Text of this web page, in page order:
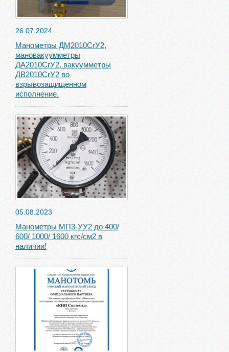
26.07.2024
Манометры ДМ2010СгУ2,
мановакуумметры
ДА2010СгУ2, вакуумметры
ДВ2010СгУ2 во
взрывозащищенном
исполнение.
05.08.2023
Манометры МП3-УУ2 до 400/
600/ 1000/ 1600 кгс/см2 в
наличии!